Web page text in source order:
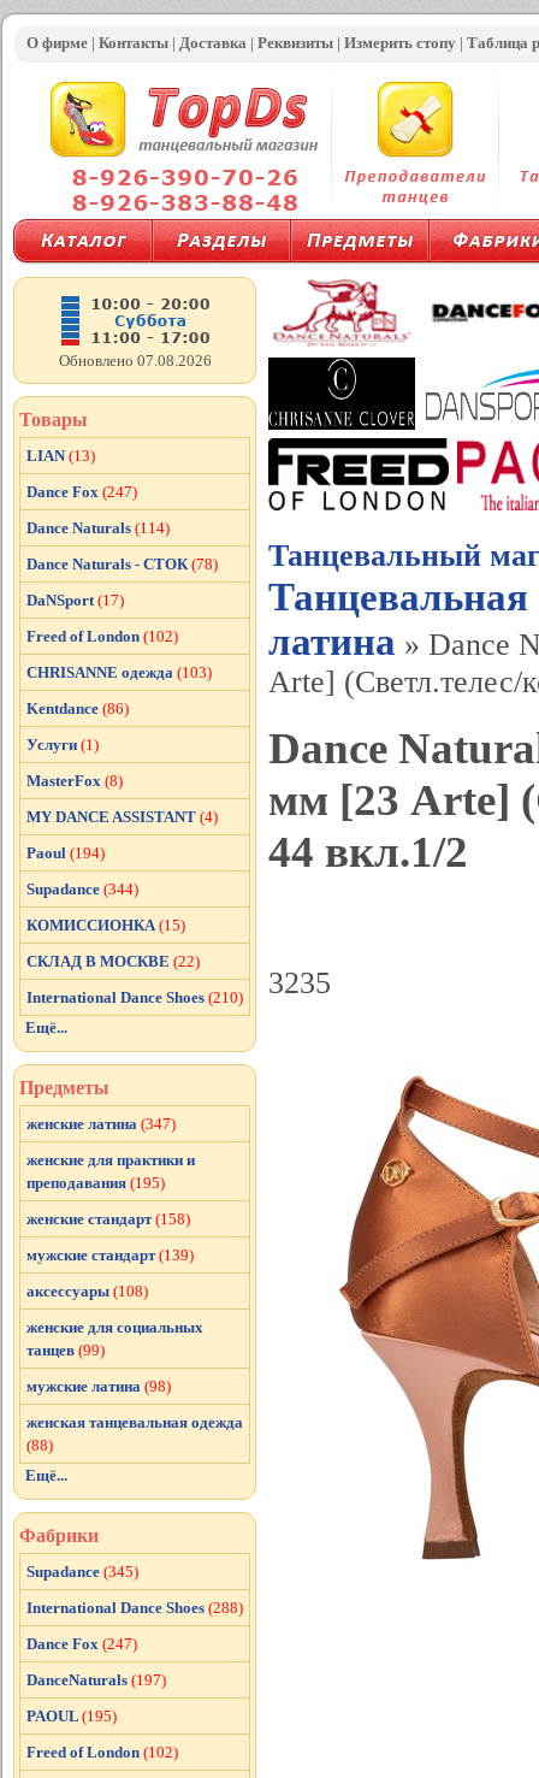
О фирме | Контакты | Доставка | Реквизиты | Измерить стопу | Таблица
Танцевальный
Танцевальная
латина » Dance
Arte] (Светл.телес/
Dance
мм [23 Arte]
44 вкл.1/2
3235
Обновлено 07.08.2026
Товары
LIAN (13)
Dance Fox (247)
Dance Naturals (114)
Dance Naturals - СТОК (78)
DaNSport (17)
Freed of London (102)
CHRISANNE одежда (103)
Kentdance (86)
Услуги (1)
MasterFox (8)
MY DANCE ASSISTANT (4)
Paoul (194)
Supadance (344)
КОМИССИОНКА (15)
СКЛАД В МОСКВЕ (22)
International Dance Shoes (210)
Ещё...
Предметы
женские латина (347)
женские для практики и
преподавания (195)
женские стандарт (158)
мужские стандарт (139)
аксессуары (108)
женские для социальных
танцев (99)
мужские латина (98)
женская танцевальная одежда
(88)
Ещё...
Фабрики
Supadance (345)
International Dance Shoes (288)
Dance Fox (247)
DanceNaturals (197)
PAOUL (195)
Freed of London (102)